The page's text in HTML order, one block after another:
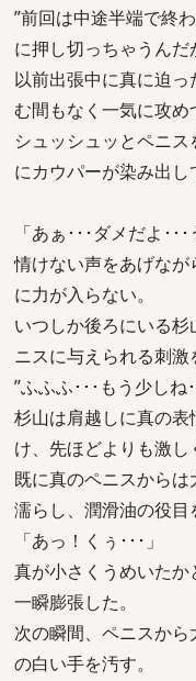
”前回は中途半端で終
に押し切っちゃうんだ
以前出張中に真に迫
む間もなく一気に攻め
シュッシュッとペニ
にカウパーが染み出し
「あぁ･･･ダメだよ･･･
情けない声をあげな
に力が入らない。
いつしか後ろにいる
ニスに与えられる刺激
”ふふふ･･･もう少しね
杉山は肩越しに真の
け、先ほどよりも激し
既に真のペニスから
濡らし、潤滑油の役目
「あっ！くぅ･･･」
真が小さくうめいた
一瞬膨張した。
次の瞬間、ペニスか
の白い手を汚す。